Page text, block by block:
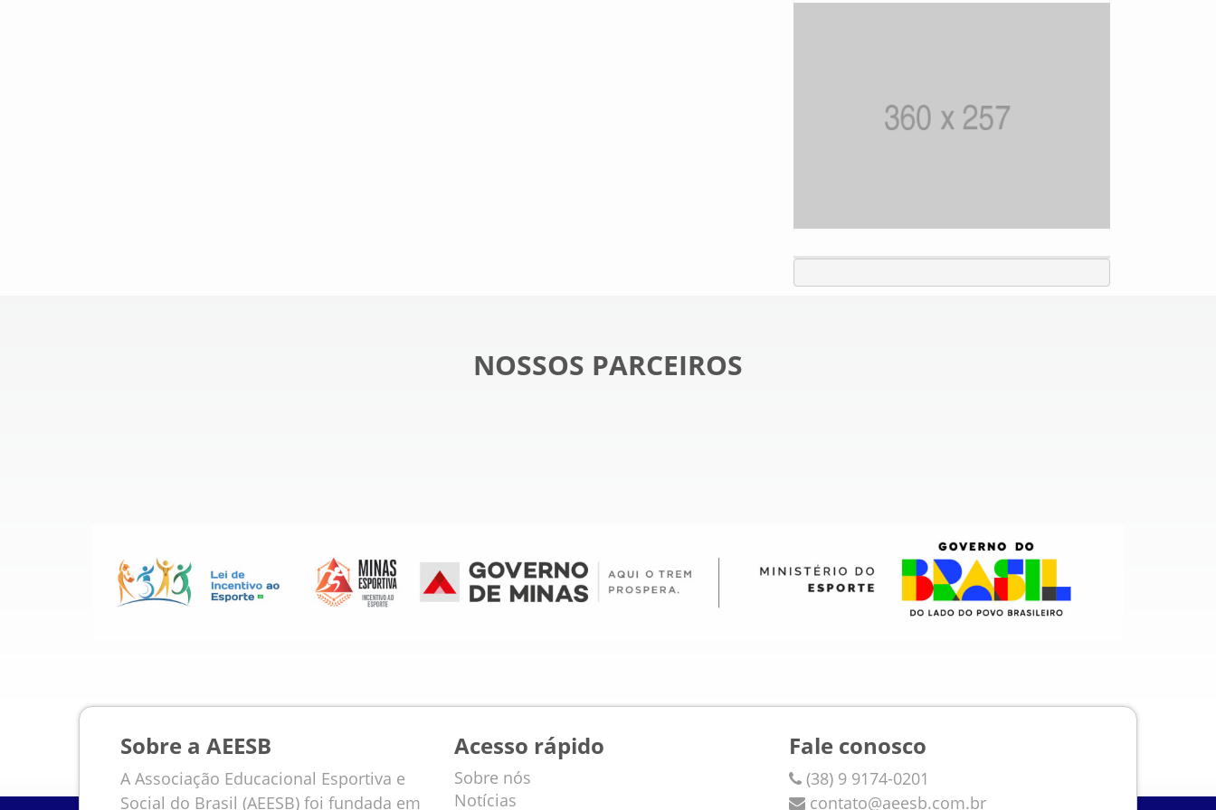
NOSSOS PARCEIROS
Sobre a AEESB
A Associação Educacional Esportiva e
Social do Brasil (AEESB) foi fundada em
Acesso rápido
Sobre nós
Notícias
Fale conosco
(38) 9 9174-0201
contato@aeesb.com.br